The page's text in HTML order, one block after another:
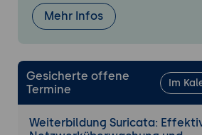
Basis-Befehle und
Starten und Stoppen
Einführung in die
Syntax und Struktur,
Aktualisierung.
Netzwerküberwachung und -
Mehr Infos
Gesicherte offene
Termine
Im
Weiterbildung Suricata: